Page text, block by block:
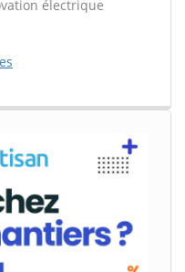
électrique